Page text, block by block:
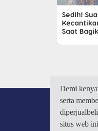
Sedih!
Saat
Demi
serta
situs web